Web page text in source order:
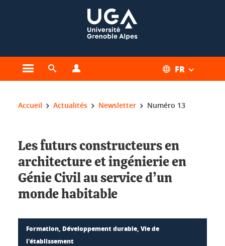
Ouvrir le menu principal
Ouvrir le moteur de recherche FR
Vous êtes ici :
Accueil Actualités Newsletter Numéro 13
Les futurs constructeurs en
architecture et ingénierie en
Génie Civil au service d’un
monde habitable
Formation, Développement durable, Vie de
l'établissement